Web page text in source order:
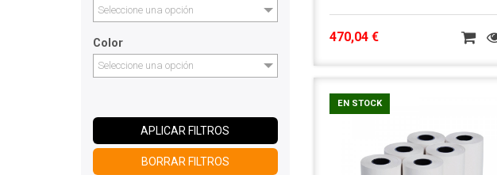
Seleccione una opción
Color
Seleccione una opción
APLICAR FILTROS
BORRAR FILTROS
470,04 €
EN STOCK